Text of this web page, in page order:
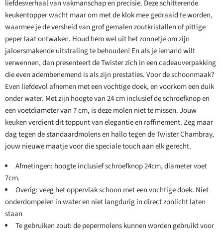
liefdesverhaal van vakmanschap en precisie. Deze schitterende
keukentopper wacht maar om met de klok mee gedraaid te worden,
waarmee je de versheid van grof gemalen zoutkristallen of pittige
peper laat ontwaken. Houd hem wel uit het zonnetje om zijn
jaloersmakende uitstraling te behouden! En als je iemand wilt
verwennen, dan presenteert de Twister zich in een cadeauverpakking
die even adembenemend is als zijn prestaties. Voor de schoonmaak?
Even liefdevol afnemen met een vochtige doek, en voorkom een duik
onder water. Met zijn hoogte van 24 cm inclusief de schroefknop en
een voetdiameter van 7 cm, is deze molen niet te missen. Jouw
keuken verdient dit toppunt van elegantie en raffinement. Zeg maar
dag tegen de standaardmolens en hallo tegen de Twister Chambray,
jouw nieuwe maatje voor die speciale touch aan elk gerecht.
Afmetingen: hoogte inclusief schroefknop 24cm, diameter voet
7cm.
Overig: veeg het oppervlak schoon met een vochtige doek. Niet
onderdompelen in water en niet langdurig in direct zonlicht laten
staan
Te gebruiken zout: de pepermolens kunnen worden gebruikt voor